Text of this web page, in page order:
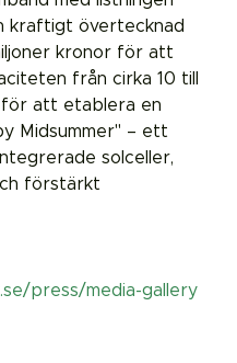
kraftigt övertecknad
kronor för att
från cirka 10 till
för att etablera en
Midsummer" – ett
solceller,
förstärkt
press/media-gallery